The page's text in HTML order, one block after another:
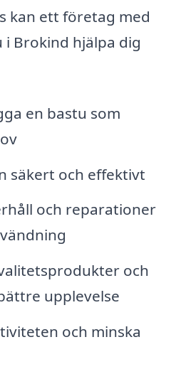
kan ett företag med
Brokind hjälpa dig
en bastu som
säkert och effektivt
och reparationer
och
upplevelse
och minska